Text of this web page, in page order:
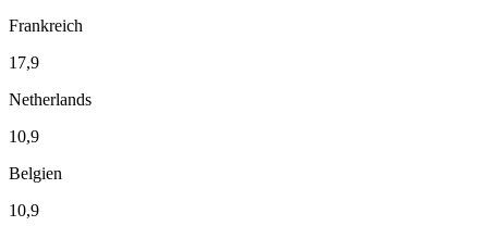
Frankreich
17,9
Netherlands
10,9
Belgien
10,9